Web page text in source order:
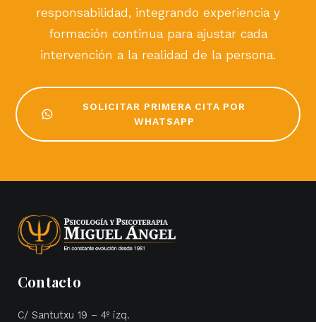
responsabilidad, integrando experiencia y
formación continua para ajustar cada
intervención a la realidad de la persona.
SOLICITAR PRIMERA CITA POR
WHATSAPP
Contacto
C/ Santutxu 19 – 4º izq.